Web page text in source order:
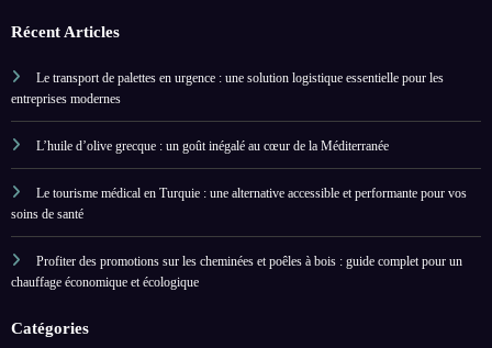
Récent Articles
Le transport de palettes en urgence : une solution logistique essentielle pour les
entreprises modernes
L’huile d’olive grecque : un goût inégalé au cœur de la Méditerranée
Le tourisme médical en Turquie : une alternative accessible et performante pour vos
soins de santé
Profiter des promotions sur les cheminées et poêles à bois : guide complet pour un
chauffage économique et écologique
Catégories